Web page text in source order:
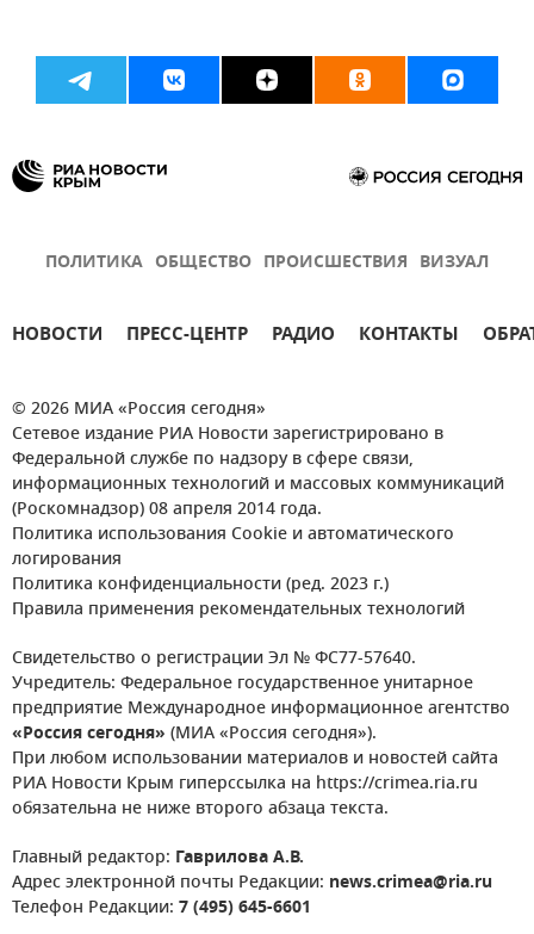
ПОЛИТИКА ОБЩЕСТВО ПРОИСШЕСТВИЯ ВИЗУАЛ
НОВОСТИ ПРЕСС-ЦЕНТР РАДИО КОНТАКТЫ
© 2026 МИА «Россия сегодня»
Сетевое издание РИА Новости зарегистрировано в
Федеральной службе по надзору в сфере связи,
информационных технологий и массовых коммуникаций
(Роскомнадзор) 08 апреля 2014 года.
Политика использования Cookie и автоматического
логирования
Политика конфиденциальности (ред. 2023 г.)
Правила применения рекомендательных технологий
Свидетельство о регистрации Эл № ФС77-57640.
Учредитель: Федеральное государственное унитарное
предприятие Международное информационное агентство
«Россия сегодня» (МИА «Россия сегодня»).
При любом использовании материалов и новостей сайта
РИА Новости Крым гиперссылка на https://crimea.ria.ru
обязательна не ниже второго абзаца текста.
Главный редактор: Гаврилова А.В.
Адрес электронной почты Редакции: news.crimea@ria.ru
Телефон Редакции: 7 (495) 645-6601